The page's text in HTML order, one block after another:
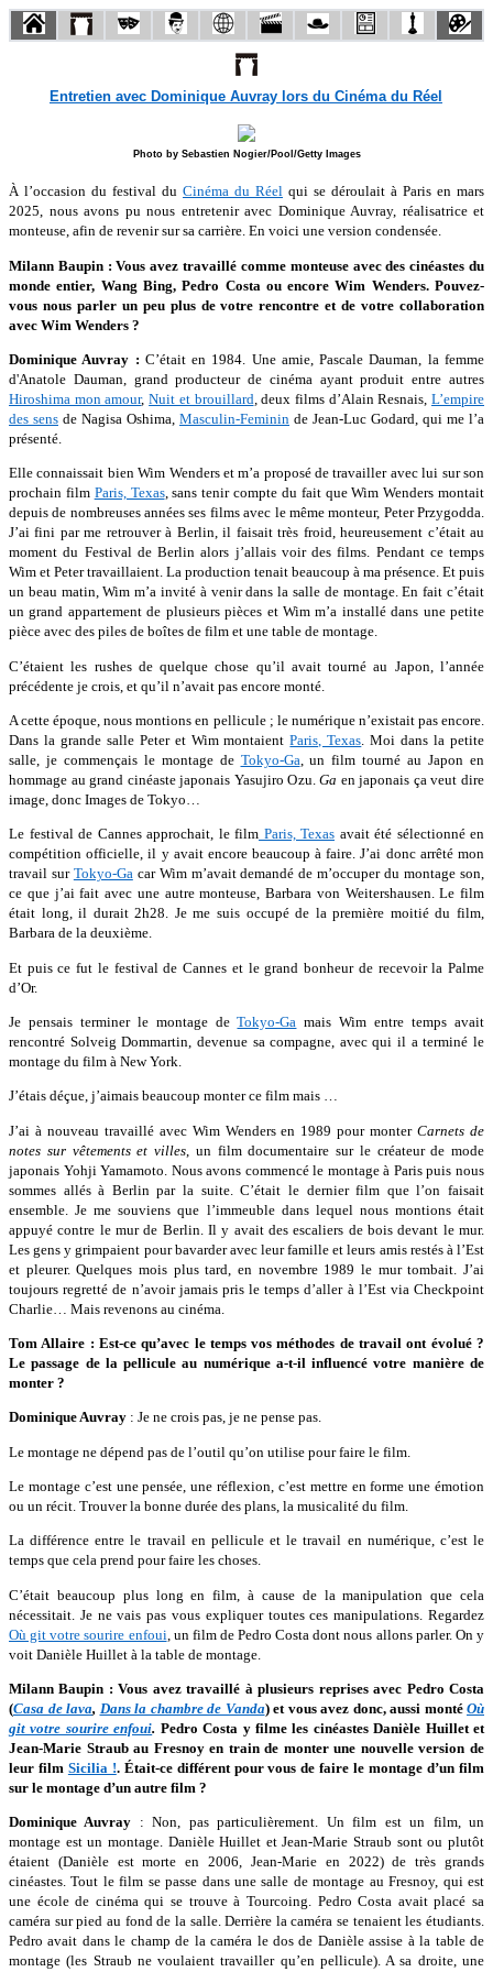
Entretien avec Dominique Auvray lors du Cinéma du Réel
Photo by Sebastien Nogier/Pool/Getty Images
À l’occasion du festival du Cinéma du Réel qui se déroulait à Paris en mars
2025, nous avons pu nous entretenir avec Dominique Auvray, réalisatrice et
monteuse, afin de revenir sur sa carrière. En voici une version condensée.
Milann Baupin : Vous avez travaillé comme monteuse avec des cinéastes du
monde entier, Wang Bing, Pedro Costa ou encore Wim Wenders. Pouvez-
vous nous parler un peu plus de votre rencontre et de votre collaboration
avec Wim Wenders ?
Dominique Auvray : C’était en 1984. Une amie, Pascale Dauman, la femme
d'Anatole Dauman, grand producteur de cinéma ayant produit entre autres
Hiroshima mon amour,Nuit et brouillard deux films d’Alain Resnais,L’empire
des sens de Nagisa Oshima, Masculin-Feminin de Jean-Luc Godard, qui me l’a
présenté.
Elle connaissait bien Wim Wenders et m’a proposé de travailler avec lui sur son
prochain film Paris, Texas, sans tenir compte du fait que Wim Wenders montait
depuis de nombreuses années ses films avec le même monteur, Peter Przygodda.
J’ai fini par me retrouver à Berlin, il faisait très froid, heureusement c’était au
moment du Festival de Berlin alors j’allais voir des films. Pendant ce temps
Wim et Peter travaillaient. La production tenait beaucoup à ma présence. Et puis
un beau matin, Wim m’a invité à venir dans la salle de montage. En fait c’était
un grand appartement de plusieurs pièces et Wim m’a installé dans une petite
pièce avec des piles de boîtes de film et une table de montage.
C’étaient les rushes de quelque chose qu’il avait tourné au Japon, l’année
précédente je crois, et qu’il n’avait pas encore monté.
A cette époque, nous montions en pellicule ; le numérique n’existait pas encore.
Dans la grande salle Peter et Wim montaientParis, Texas . Moi dans la petite
salle, je commençais le montage de Tokyo-Ga , un film tourné au Japon en
hommage au grand cinéaste japonais Yasujiro Ozu.Ga en japonais ça veut dire
image, donc Images de Tokyo…
Le festival de Cannes approchait, le film Paris, Texas avait été sélectionné en
compétition officielle, il y avait encore beaucoup à faire. J’ai donc arrêté mon
travail sur Tokyo-Ga car Wim m’avait demandé de m’occuper du montage son,
ce que j’ai fait avec une autre monteuse, Barbara von Weitershausen. Le film
était long, il durait 2h28. Je me suis occupé de la première moitié du film,
Barbara de la deuxième.
Et puis ce fut le festival de Cannes et le grand bonheur de recevoir la Palme
d’Or.
Je pensais terminer le montage deTokyo-Ga mais Wim entre temps avait
rencontré Solveig Dommartin, devenue sa compagne, avec qui il a terminé le
montage du film à New York.
J’étais déçue, j’aimais beaucoup monter ce film mais …
J’ai à nouveau travaillé avec Wim Wenders en 1989 pour monterCarnets de
notes sur vêtements et villes , un film documentaire sur le créateur de mode
japonais Yohji Yamamoto. Nous avons commencé le montage à Paris puis nous
sommes allés à Berlin par la suite. C’était le dernier film que l’on faisait
ensemble. Je me souviens que l’immeuble dans lequel nous montions était
appuyé contre le mur de Berlin. Il y avait des escaliers de bois devant le mur.
Les gens y grimpaient pour bavarder avec leur famille et leurs amis restés à l’Est
et pleurer. Quelques mois plus tard, en novembre 1989 le mur tombait. J’ai
toujours regretté de n’avoir jamais pris le temps d’aller à l’Est via Checkpoint
Charlie… Mais revenons au cinéma.
Tom Allaire : Est-ce qu’avec le temps vos méthodes de travail ont évolué ?
Le passage de la pellicule au numérique a-t-il influencé votre manière de
monter ?
Dominique Auvray : Je ne crois pas, je ne pense pas.
Le montage ne dépend pas de l’outil qu’on utilise pour faire le film.
Le montage c’est une pensée, une réflexion, c’est mettre en forme une émotion
ou un récit. Trouver la bonne durée des plans, la musicalité du film.
La différence entre le travail en pellicule et le travail en numérique, c’est le
temps que cela prend pour faire les choses.
C’était beaucoup plus long en film, à cause de la manipulation que cela
nécessitait. Je ne vais pas vous expliquer toutes ces manipulations. Regardez
Où git votre sourire enfoui , un film de Pedro Costa dont nous allons parler. On y
voit Danièle Huillet à la table de montage.
Milann Baupin : Vous avez travaillé à plusieurs reprises avec Pedro Costa
(Casa de lava, Dans la chambre de Vanda) et vous avez donc, aussi monté Où
git votre sourire enfoui. Pedro Costa y filme les cinéastes Danièle Huillet et
Jean-Marie Straub au Fresnoy en train de monter une nouvelle version de
leur film Sicilia !. Était-ce différent pour vous de faire le montage d’un film
sur le montage d’un autre film ?
Dominique Auvray : Non, pas particulièrement. Un film est un film, un
montage est un montage. Danièle Huillet et Jean-Marie Straub sont ou plutôt
étaient (Danièle est morte en 2006, Jean-Marie en 2022) de très grands
cinéastes. Tout le film se passe dans une salle de montage au Fresnoy, qui est
une école de cinéma qui se trouve à Tourcoing. Pedro Costa avait placé sa
caméra sur pied au fond de la salle. Derrière la caméra se tenaient les étudiants.
Pedro avait dans le champ de la caméra le dos de Danièle assise à la table de
montage (les Straub ne voulaient travailler qu’en pellicule). A sa droite, une